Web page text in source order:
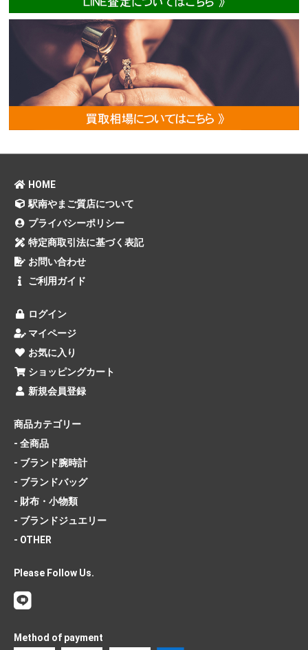
HOME
駅南やまご質店について
プライバシーポリシー
特定商取引法に基づく表記
お問い合わせ
ご利用ガイド
ログイン
マイページ
お気に入り
ショッピングカート
新規会員登録
商品カテゴリー
- 全商品
- ブランド腕時計
- ブランドバッグ
- 財布・小物類
- ブランドジュエリー
- OTHER
Please Follow Us.
Method of payment